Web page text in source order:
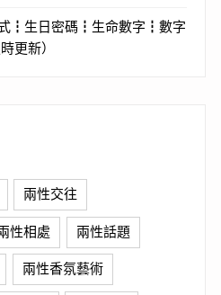
┇生日密碼┇生命數字┇數字
更新）
兩性交往
性相處 兩性話題
兩性香氛藝術